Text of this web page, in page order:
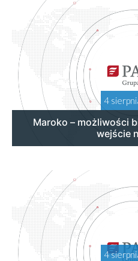
4
Maroko – możliwości
wejście
4